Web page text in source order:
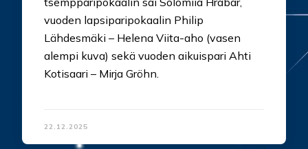
vuoden lapsiparipokaalin Philip
Lähdesmäki – Helena Viita-aho (vasen
alempi kuva) sekä vuoden aikuispari Ahti
Kotisaari – Mirja Gröhn.
22.12.2025